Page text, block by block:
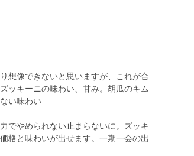
想像できないと思いますが、これが合
ッキーニの味わい、甘み。胡瓜のキム
い味わい
でやめられない止まらないに。ズッキ
格と味わいが出せます。一期一会の出